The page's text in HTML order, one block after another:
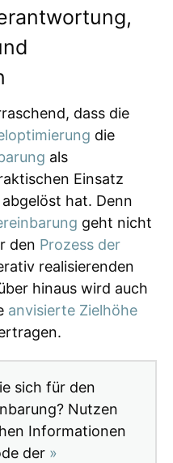
dass die
die
als
Einsatz
hat. Denn
geht nicht
den Prozess der
realisierenden
hinaus wird auch
anvisierte Zielhöhe
sich für den
Nutzen
Informationen
der »